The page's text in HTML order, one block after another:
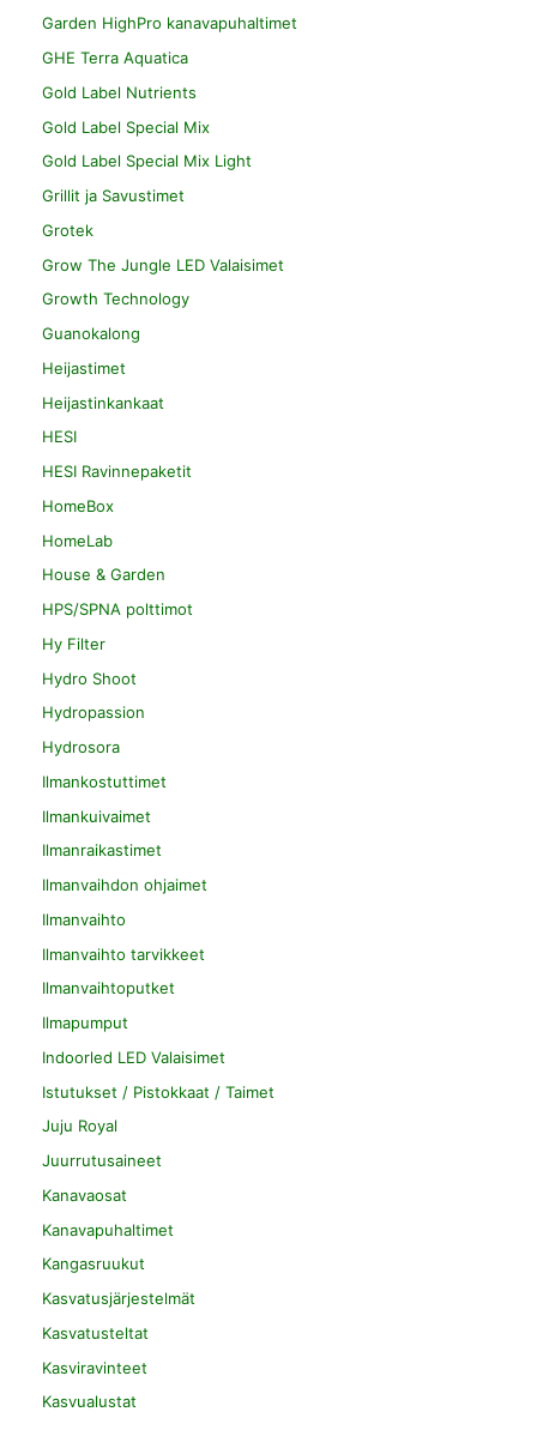
Garden HighPro kanavapuhaltimet
GHE Terra Aquatica
Gold Label Nutrients
Gold Label Special Mix
Gold Label Special Mix Light
Grillit ja Savustimet
Grotek
Grow The Jungle LED Valaisimet
Growth Technology
Guanokalong
Heijastimet
Heijastinkankaat
HESI
HESI Ravinnepaketit
HomeBox
HomeLab
House & Garden
HPS/SPNA polttimot
Hy Filter
Hydro Shoot
Hydropassion
Hydrosora
Ilmankostuttimet
Ilmankuivaimet
Ilmanraikastimet
Ilmanvaihdon ohjaimet
Ilmanvaihto
Ilmanvaihto tarvikkeet
Ilmanvaihtoputket
Ilmapumput
Indoorled LED Valaisimet
Istutukset / Pistokkaat / Taimet
Juju Royal
Juurrutusaineet
Kanavaosat
Kanavapuhaltimet
Kangasruukut
Kasvatusjärjestelmät
Kasvatusteltat
Kasviravinteet
Kasvualustat